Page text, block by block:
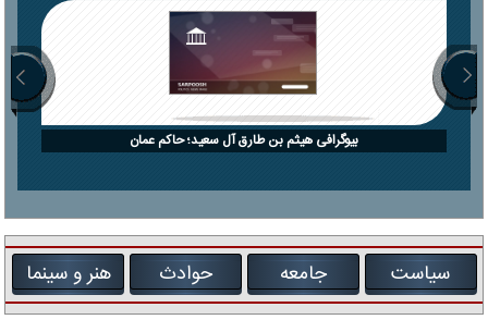
بیوگرافی هیثم بن طارق آل سعید؛ حاکم عمان
سیاست جامعه حوادث هنر و سینما